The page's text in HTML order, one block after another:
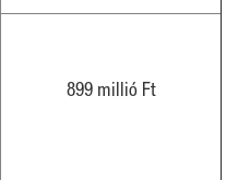
899 millió Ft